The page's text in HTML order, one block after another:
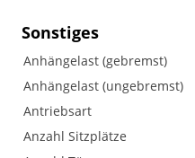
Sonstiges
Anhängelast (gebremst)
Anhängelast (ungebremst)
Antriebsart
Anzahl Sitzplätze